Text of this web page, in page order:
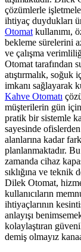
çözümlerle
ihtiyaç duydukları
Otomat kullanımı,
bekleme sürelerini
ve çalışma
Otomat tarafından
atıştırmalık, soğuk
imkanı sağlayarak
Kahve Otomatı
müşterilerin gün
pratik bir sistemle
sayesinde
alanlarına kadar
planlanmaktadır.
zamanda cihaz
sıklığına ve teknik
Dilek Otomat,
kullanıcıların
ihtiyaçlarının
anlayışı
kolaylaştıran
demiş olmayız